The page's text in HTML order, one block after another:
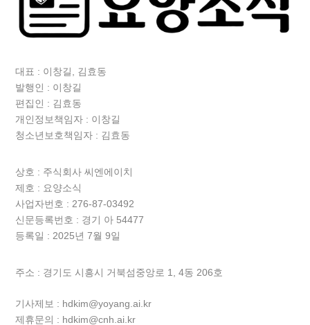
대표 : 이창길, 김효동
발행인 : 이창길
편집인 : 김효동
개인정보책임자 : 이창길
청소년보호책임자 : 김효동
상호 : 주식회사 씨엔에이치
제호 : 요양소식
사업자번호 : 276-87-03492
신문등록번호 : 경기 아 54477
등록일 : 2025년 7월 9일
주소 : 경기도 시흥시 거북섬중앙로 1, 4동 206호
기사제보 : hdkim@yoyang.ai.kr
제휴문의 : hdkim@cnh.ai.kr